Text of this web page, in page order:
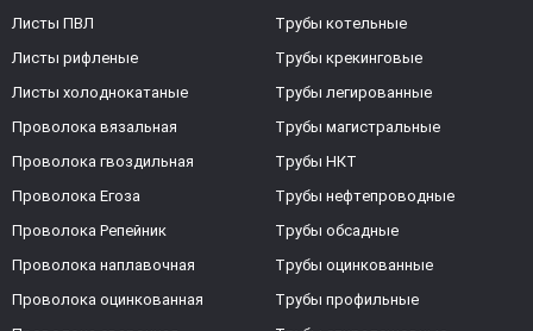
Листы ПВЛ
Листы рифленые
Листы холоднокатаные
Проволока вязальная
Проволока гвоздильная
Проволока Егоза
Проволока Репейник
Проволока наплавочная
Проволока оцинкованная
Трубы котельные
Трубы крекинговые
Трубы легированные
Трубы магистральные
Трубы НКТ
Трубы нефтепроводные
Трубы обсадные
Трубы оцинкованные
Трубы профильные